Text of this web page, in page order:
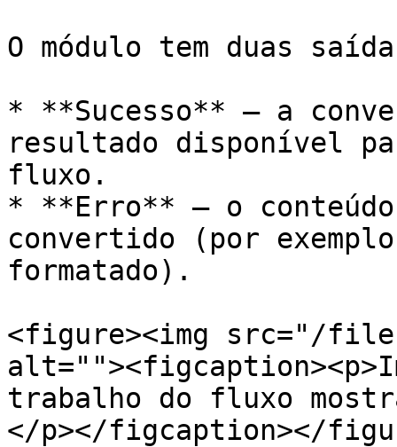
O módulo tem duas
* **Sucesso** — a
resultado disponível
fluxo.
* **Erro** — o
convertido (por
formatado).
<figure><img src="/files/
trabalho do fluxo
</p></figcaption></